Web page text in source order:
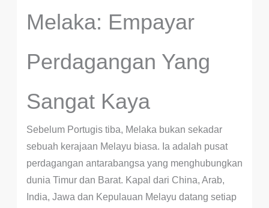
Melaka: Empayar
Perdagangan Yang
Sangat Kaya
Sebelum Portugis tiba, Melaka bukan sekadar
sebuah kerajaan Melayu biasa. Ia adalah pusat
perdagangan antarabangsa yang menghubungkan
dunia Timur dan Barat. Kapal dari China, Arab,
India, Jawa dan Kepulauan Melayu datang setiap